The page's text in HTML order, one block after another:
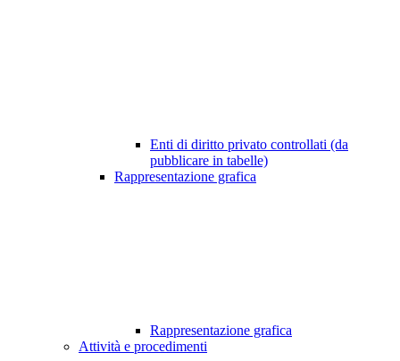
Enti di diritto privato controllati (da
pubblicare in tabelle)
Rappresentazione grafica
Rappresentazione grafica
Attività e procedimenti